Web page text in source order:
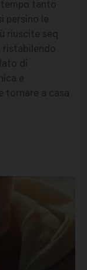
tempo tanto
persino le
riuscite seq
ristabilendo
di
e
tornare a casa